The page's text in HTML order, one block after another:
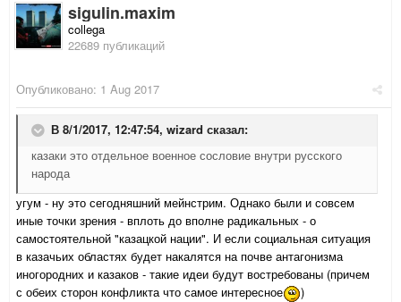
sigulin.maxim
collega
22689 публикаций
Опубликовано: 1 Aug 2017
В 8/1/2017, 12:47:54, wizard сказал:
казаки это отдельное военное сословие внутри русского
народа
угум - ну это сегодняшний мейнстрим. Однако были и совсем
иные точки зрения - вплоть до вполне радикальных - о
самостоятельной "казацкой нации". И если социальная ситуация
в казачьих областях будет накалятся на почве антагонизма
иногородних и казаков - такие идеи будут востребованы (причем
с обеих сторон конфликта что самое интересное
)